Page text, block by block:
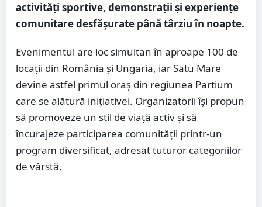
activități sportive, demonstrații și experiențe
comunitare desfășurate până târziu în noapte.
Evenimentul are loc simultan în aproape 100 de
locații din România și Ungaria, iar Satu Mare
devine astfel primul oraș din regiunea Partium
care se alătură inițiativei. Organizatorii își propun
să promoveze un stil de viață activ și să
încurajeze participarea comunității printr-un
program diversificat, adresat tuturor categoriilor
de vârstă.